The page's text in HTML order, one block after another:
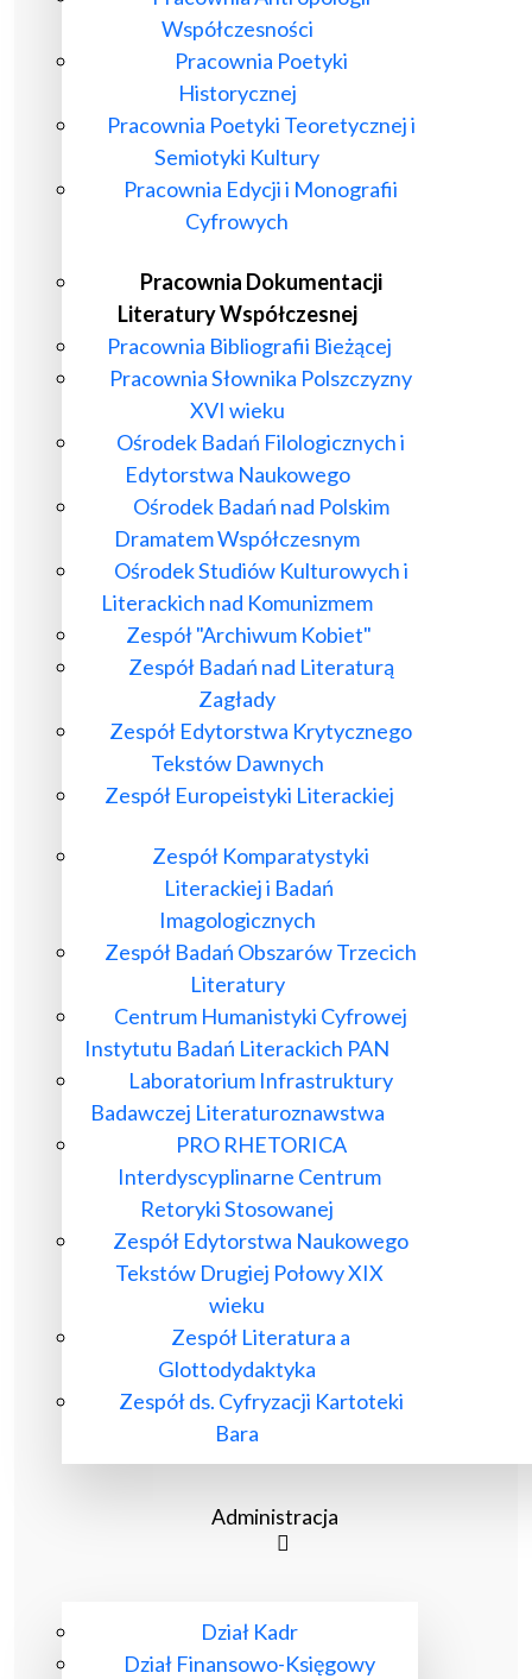
Współczesności
Pracownia Poetyki
Historycznej
Pracownia Poetyki Teoretycznej i
Semiotyki Kultury
Pracownia Edycji i Monografii
Cyfrowych
Pracownia Dokumentacji
Literatury Współczesnej
Pracownia Bibliografii Bieżącej
Pracownia Słownika Polszczyzny
XVI wieku
Ośrodek Badań Filologicznych i
Edytorstwa Naukowego
Ośrodek Badań nad Polskim
Dramatem Współczesnym
Ośrodek Studiów Kulturowych i
Literackich nad Komunizmem
Zespół "Archiwum Kobiet"
Zespół Badań nad Literaturą
Zagłady
Zespół Edytorstwa Krytycznego
Tekstów Dawnych
Zespół Europeistyki Literackiej
Zespół Komparatystyki
Literackiej i Badań
Imagologicznych
Zespół Badań Obszarów Trzecich
Literatury
Centrum Humanistyki Cyfrowej
Instytutu Badań Literackich PAN
Laboratorium Infrastruktury
Badawczej Literaturoznawstwa
PRO RHETORICA
Interdyscyplinarne Centrum
Retoryki Stosowanej
Zespół Edytorstwa Naukowego
Tekstów Drugiej Połowy XIX
wieku
Zespół Literatura a
Glottodydaktyka
Zespół ds. Cyfryzacji Kartoteki
Bara
Administracja
Dział Kadr
Dział Finansowo-Księgowy